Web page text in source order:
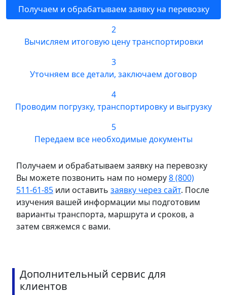
Получаем и обрабатываем заявку на перевозку
2
Вычисляем итоговую цену транспортировки
3
Уточняем все детали, заключаем договор
4
Проводим погрузку, транспортировку и выгрузку
5
Передаем все необходимые документы
Получаем и обрабатываем заявку на перевозку
Вы можете позвонить нам по номеру8 (800)
511-61-85 или оставить заявку через сайт. После
изучения вашей информации мы подготовим
варианты транспорта, маршрута и сроков, а
затем свяжемся с вами.
Дополнительный сервис для
клиентов